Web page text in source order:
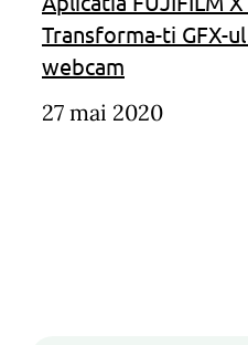
Transforma-ti GFX-
webcam
27 mai 2020